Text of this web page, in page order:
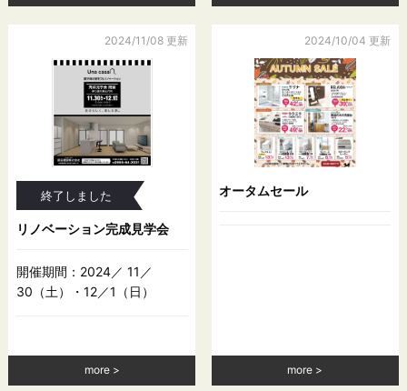
害するおそれがある場合
（2）当社の業務の適正な実施に著しい支障を及ぼすおそれがあ
（3）その他法令に違反することとなる場合
前項の定めにかかわらず，履歴情報および特性情報などの個人
情報以外の情報については，原則として開示いたしません。
第６条（個人情報の訂正および削除）
ユーザーは，当社の保有する自己の個人情報が誤った情報であ
る場合には，当社が定める手続きにより，当社に対して個人情
報の訂正または削除を請求することができます。
当社は，ユーザーから前項の請求を受けてその請求に応じる必
または削除を行い，これをユーザーに通知します。
当社は，本人から，個人情報が，利用目的の範囲を超えて取り
扱われているという理由，または不正の手段により取得された
2024/11/08 更新
終了しました
リノベーション完成見学会
開催期間：2024／ 11／
30（土）・12／1（日）
more
2024/10/04 更新
オータムセール
more